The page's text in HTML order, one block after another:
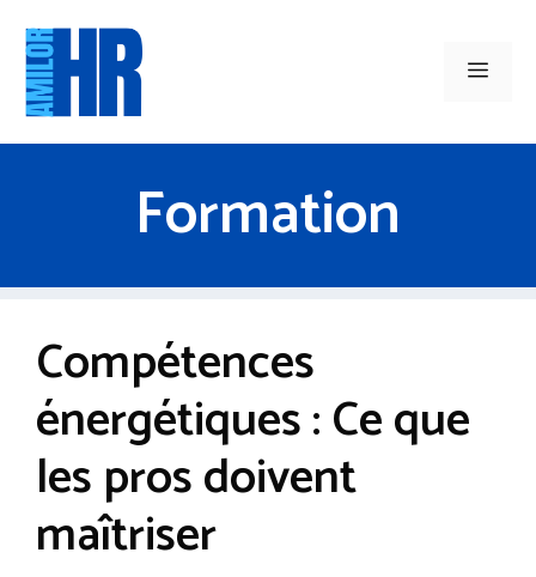
contenu
Menu
Formation
Compétences
énergétiques : Ce que
les pros doivent
maîtriser